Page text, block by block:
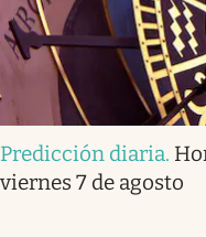
Predicción diaria.
viernes 7 de agosto